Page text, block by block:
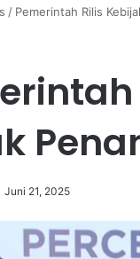
/ Pemerintah Rilis
Juni 21, 2025